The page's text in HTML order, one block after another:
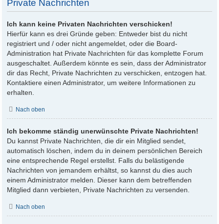
Private Nachrichten
Ich kann keine Privaten Nachrichten verschicken!
Hierfür kann es drei Gründe geben: Entweder bist du nicht
registriert und / oder nicht angemeldet, oder die Board-
Administration hat Private Nachrichten für das komplette Forum
ausgeschaltet. Außerdem könnte es sein, dass der Administrator
dir das Recht, Private Nachrichten zu verschicken, entzogen hat.
Kontaktiere einen Administrator, um weitere Informationen zu
erhalten.
Nach oben
Ich bekomme ständig unerwünschte Private Nachrichten!
Du kannst Private Nachrichten, die dir ein Mitglied sendet,
automatisch löschen, indem du in deinem persönlichen Bereich
eine entsprechende Regel erstellst. Falls du belästigende
Nachrichten von jemandem erhältst, so kannst du dies auch
einem Administrator melden. Dieser kann dem betreffenden
Mitglied dann verbieten, Private Nachrichten zu versenden.
Nach oben